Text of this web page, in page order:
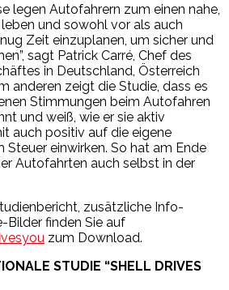
legen Autofahrern zum einen nahe,
und sowohl vor als auch
Zeit einzuplanen, um sicher und
sagt Patrick Carré, Chef des
in Deutschland, Österreich
anderen zeigt die Studie, dass es
Stimmungen beim Autofahren
und weiß, wie er sie aktiv
auch positiv auf die eigene
einwirken. So hat am Ende
Autofahrten auch selbst in der
zusätzliche Info-
Bilder finden Sie auf
zum Download.
STUDIE “SHELL DRIVES